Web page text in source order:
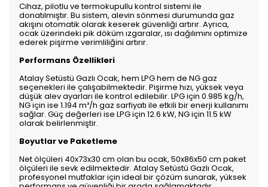
Cihaz, pilotlu ve termokupullu kontrol sistemi ile
donatılmıştır. Bu sistem, alevin sönmesi durumunda gaz
akışını otomatik olarak keserek güvenliği artırır. Ayrıca,
ocak üzerindeki pik döküm ızgaralar, ısı dağılımını optimize
ederek pişirme verimliliğini artırır.
Performans Özellikleri
Atalay Setüstü Gazlı Ocak, hem LPG hem de NG gaz
seçenekleri ile çalışabilmektedir. Pişirme hızı, yüksek veya
düşük alev ayarları ile kontrol edilebilir. LPG için 0.985 kg/h,
NG için ise 1.194 m³/h gaz sarfiyatı ile etkili bir enerji kullanımı
sağlar. Güç değerleri ise LPG için 12.6 kW, NG için 11.5 kW
olarak belirlenmiştir.
Boyutlar ve Paketleme
Net ölçüleri 40x73x30 cm olan bu ocak, 50x86x50 cm paket
ölçüleri ile sevk edilmektedir. Atalay Setüstü Gazlı Ocak,
profesyonel mutfaklar için ideal bir çözüm sunarak, yüksek